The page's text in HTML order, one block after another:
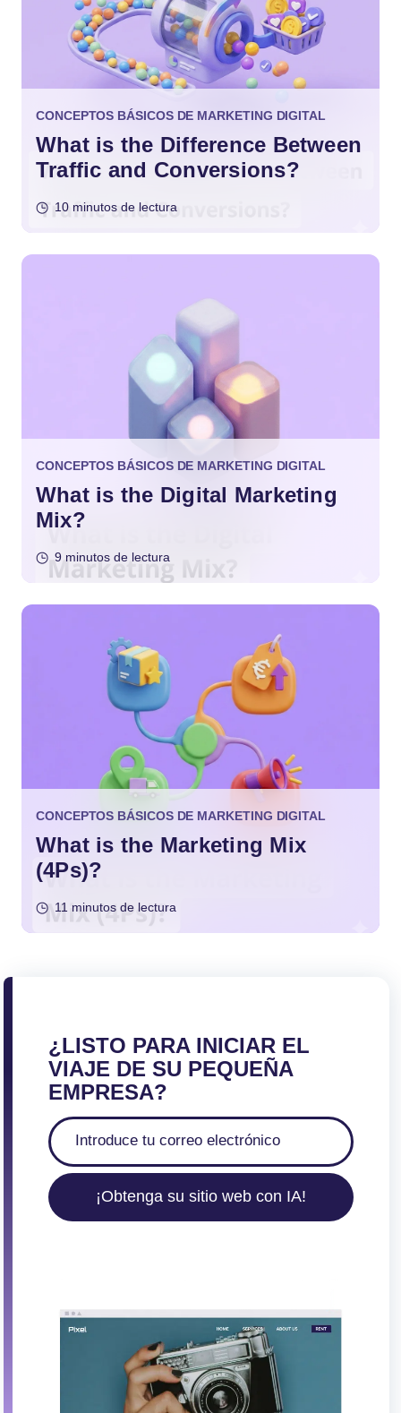
CONCEPTOS BÁSICOS DE MARKETING DIGITAL
What is the Difference Between
Traffic and Conversions?
10 minutos de lectura
CONCEPTOS BÁSICOS DE MARKETING DIGITAL
What is the Digital Marketing
Mix?
9 minutos de lectura
CONCEPTOS BÁSICOS DE MARKETING DIGITAL
What is the Marketing Mix
(4Ps)?
11 minutos de lectura
¿LISTO PARA INICIAR EL
VIAJE DE SU PEQUEÑA
EMPRESA?
¡Obtenga su sitio web con IA!